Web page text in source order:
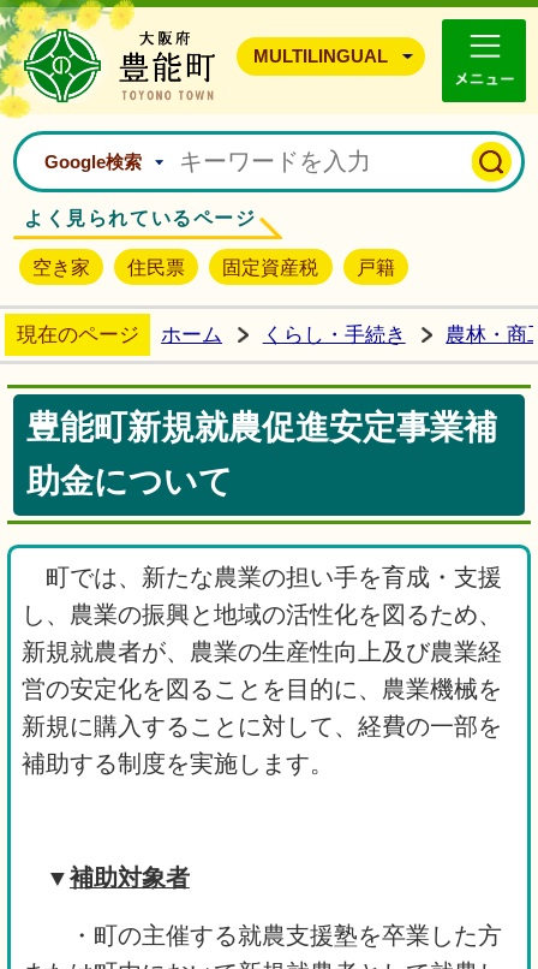
豊能町ホームページ
MULTILINGUAL
Google検索
よく見られているページ
空き家 住民票 固定資産税 戸籍
現在のページ ホーム くらし・手続き 農林・商
豊能町新規就農促進安定事業補
助金について
町では、新たな農業の担い手を育成・支援
し、農業の振興と地域の活性化を図るため、
新規就農者が、農業の生産性向上及び農業経
営の安定化を図ることを目的に、農業機械を
新規に購入することに対して、経費の一部を
補助する制度を実施します。
▼補助対象者
・町の主催する就農支援塾を卒業した方